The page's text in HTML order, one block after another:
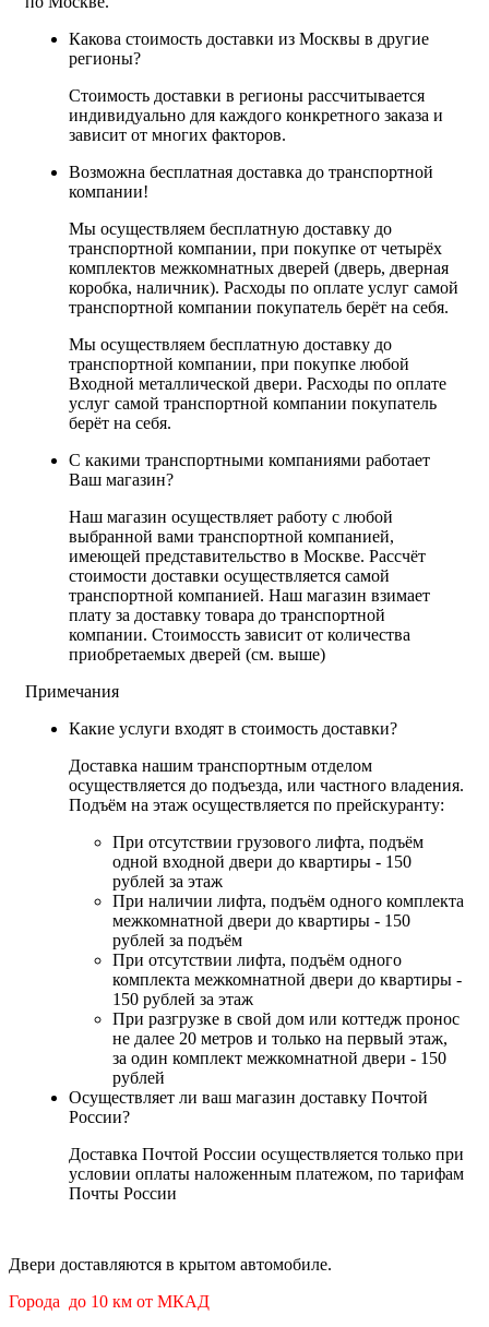
Какова стоимость доставки из Москвы в другие
регионы?
Стоимость доставки в регионы рассчитывается
индивидуально для каждого конкретного заказа и
зависит от многих факторов.
Возможна бесплатная доставка до транспортной
компании!
Мы осуществляем бесплатную доставку до
транспортной компании, при покупке от четырёх
комплектов межкомнатных дверей (дверь, дверная
коробка, наличник). Расходы по оплате услуг самой
транспортной компании покупатель берёт на себя.
Мы осуществляем бесплатную доставку до
транспортной компании, при покупке любой
Входной металлической двери. Расходы по оплате
услуг самой транспортной компании покупатель
берёт на себя.
С какими транспортными компаниями работает
Ваш магазин?
Наш магазин осуществляет работу с любой
выбранной вами транспортной компанией,
имеющей представительство в Москве. Рассчёт
стоимости доставки осуществляется самой
транспортной компанией. Наш магазин взимает
плату за доставку товара до транспортной
компании. Стоимоссть зависит от количества
приобретаемых дверей (см. выше)
Примечания
Какие услуги входят в стоимость доставки?
Доставка нашим транспортным отделом
осуществляется до подъезда, или частного владения.
Подъём на этаж осуществляется по прейскуранту:
При отсутствии грузового лифта, подъём
одной входной двери до квартиры - 150
рублей за этаж
При наличии лифта, подъём одного комплекта
межкомнатной двери до квартиры - 150
рублей за подъём
При отсутствии лифта, подъём одного
комплекта межкомнатной двери до квартиры -
150 рублей за этаж
При разгрузке в свой дом или коттедж пронос
не далее 20 метров и только на первый этаж,
за один комплект межкомнатной двери - 150
рублей
Осуществляет ли ваш магазин доставку Почтой
России?
Доставка Почтой России осуществляется только при
условии оплаты наложенным платежом, по тарифам
Почты России
Двери доставляются в крытом автомобиле.
Города до 10 км от МКАД